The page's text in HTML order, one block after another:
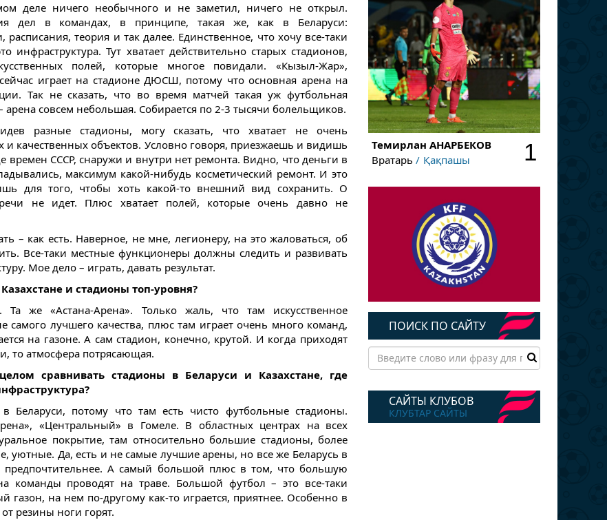
деле ничего необычного и не заметил, ничего не открыл.
дел в командах, в принципе, такая же, как в Беларуси:
расписания, теория и так далее. Единственное, что хочу все-таки
инфраструктура. Тут хватает действительно старых стадионов,
полей, которые многое повидали. «Кызыл-Жар»,
играет на стадионе ДЮСШ, потому что основная арена на
Так не сказать, что во время матчей такая уж футбольная
арена совсем небольшая. Собирается по 2-3 тысячи болельщиков.
разные стадионы, могу сказать, что хватает не очень
и качественных объектов. Условно говоря, приезжаешь и видишь
времен СССР, снаружи и внутри нет ремонта. Видно, что деньги в
максимум какой-нибудь косметический ремонт. И это
для того, чтобы хоть какой-то внешний вид сохранить. О
не идет. Плюс хватает полей, которые очень давно не
– как есть. Наверное, не мне, легионеру, на это жаловаться, об
Все-таки местные функционеры должны следить и развивать
Мое дело – играть, давать результат.
Казахстане и стадионы топ-уровня?
Та же «Астана-Арена». Только жаль, что там искусственное
самого лучшего качества, плюс там играет очень много команд,
на газоне. А сам стадион, конечно, крутой. И когда приходят
то атмосфера потрясающая.
сравнивать стадионы в Беларуси и Казахстане, где
в Беларуси, потому что там есть чисто футбольные стадионы.
«Центральный» в Гомеле. В областных центрах на всех
покрытие, там относительно большие стадионы, более
уютные. Да, есть и не самые лучшие арены, но все же Беларусь в
предпочтительнее. А самый большой плюс в том, что большую
команды проводят на траве. Большой футбол – это все-таки
газон, на нем по-другому как-то играется, приятнее. Особенно в
резины ноги горят.
Темирлан АНАРБЕКОВ
Вратарь
Қақпашы 1
ПОИСК ПО САЙТУ
САЙТЫ КЛУБОВ
КЛУБТАР САЙТЫ